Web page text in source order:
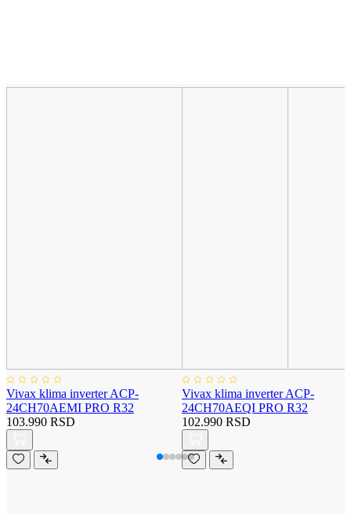
Vivax klima inverter ACP-
24CH70AEMI PRO R32
103.990 RSD
Vivax klima inverter ACP-
24CH70AEQI PRO R32
102.990 RSD